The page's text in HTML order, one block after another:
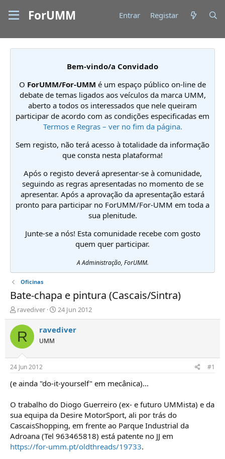
ForUMM Entrar Registar
Bem-vindo/a Convidado
O ForUMM/For-UMM é um espaço público on-line de
debate de temas ligados aos veículos da marca UMM,
aberto a todos os interessados que nele queiram
participar de acordo com as condições especificadas em
Termos e Regras – ver no fim da página.
Sem registo, não terá acesso à totalidade da informação
que consta nesta plataforma!
Após o registo deverá apresentar-se à comunidade,
seguindo as regras apresentadas no momento de se
apresentar. Após a aprovação da apresentação estará
pronto para participar no ForUMM/For-UMM em toda a
sua plenitude.
Junte-se a nós! Esta comunidade recebe com gosto
quem quer participar.
A Administração, ForUMM.
Oficinas
Bate-chapa e pintura (Cascais/Sintra)
I
n
i
i
d
o
T
ó
p
i
c
o
ravediver
D
a
t
í
o
24 Jun 2012
R ravediver
UMM
24 Jun 2012 #1
(e ainda "do-it-yourself" em mecânica)...
O trabalho do Diogo Guerreiro (ex- e futuro UMMista) e da
sua equipa da Desire MotorSport, ali por trás do
CascaisShopping, em frente ao Parque Industrial da
Adroana (Tel 963465818) está patente no JJ em
https://for-umm.pt/oldthreads/19733.